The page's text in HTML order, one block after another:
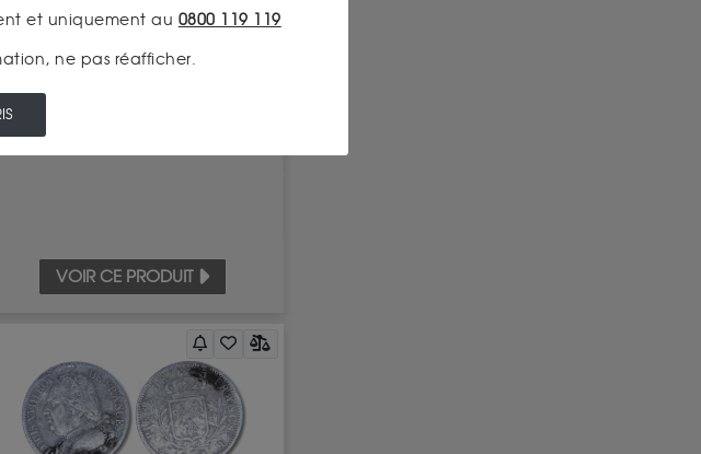
Pièce de monnaie : Louis XVIII-5
ACHETER CETTE
PIÈCE À
VOIR CE PRODUIT
et uniquement au 0800 119 119
ne pas réafficher.